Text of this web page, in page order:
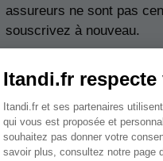
assureurs ne sont pas
souscrivez à nouveau.
de